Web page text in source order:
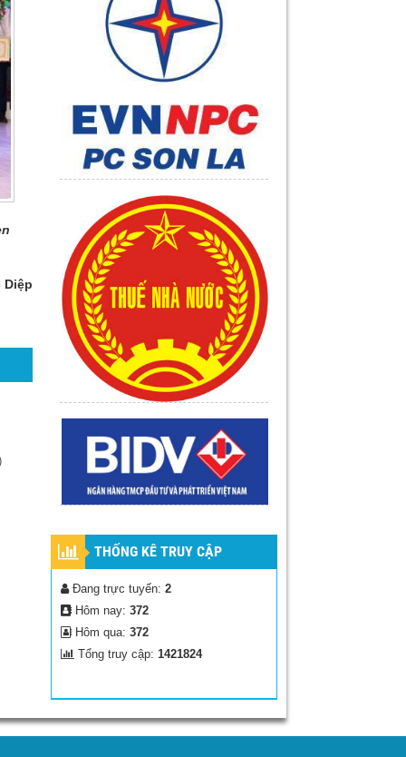
Diệp
THỐNG KÊ TRUY CẬP
Đang trực tuyến: 2
Hôm nay: 372
Hôm qua: 372
Tổng truy cập: 1421824